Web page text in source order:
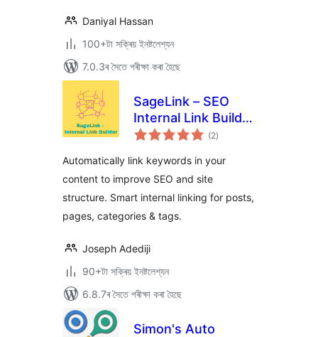
Daniyal Hassan
100+টা সক্ৰিয় ইনষ্টলেশ্যন
7.0.3ৰ সৈতে পৰীক্ষা কৰা হৈছে
SageLink – SEO
Internal Link Builder
& Auto Linker
(2টা
মুঠ)
Automatically link keywords in your
content to improve SEO and site
structure. Smart internal linking for posts,
pages, categories & tags.
Joseph Adediji
90+টা সক্ৰিয় ইনষ্টলেশ্যন
6.8.7ৰ সৈতে পৰীক্ষা কৰা হৈছে
Simon's Auto